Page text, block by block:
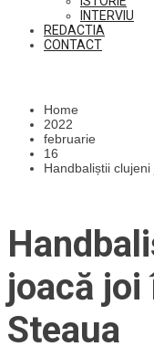
INTERVIU
REDACTIA
CONTACT
Home
2022
februarie
16
Handbaliștii
joacă joi
Steaua